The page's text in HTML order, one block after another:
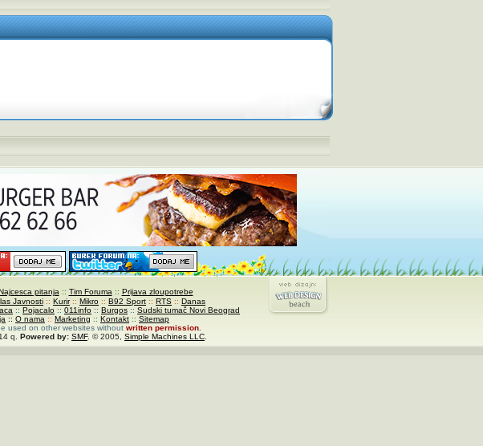
pitanja :: Tim Foruma :: Prijava zloupotrebe
Javnosti :: Kurir:: Mikro :: B92 Sport :: RTS :: Danas
:: Pojacalo :: 011info :: Burgos :: Sudski tumač Novi Beograd
:: O nama :: Marketing :: Kontakt :: Sitemap
used on other websites withoutwritten permission.
q. Powered by: SMF. © 2005, Simple Machines LLC